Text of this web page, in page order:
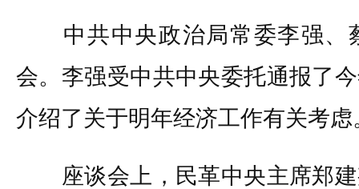
中共中央政治局常委李强、
会。李强受中共中央委托通报了
介绍了关于明年经济工作有关考虑
座谈会上，民革中央主席郑建